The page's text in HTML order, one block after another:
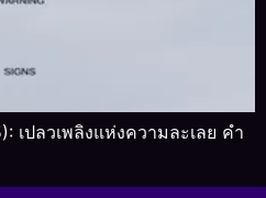
เปลวเพลิงแห่งความละเลย คำ